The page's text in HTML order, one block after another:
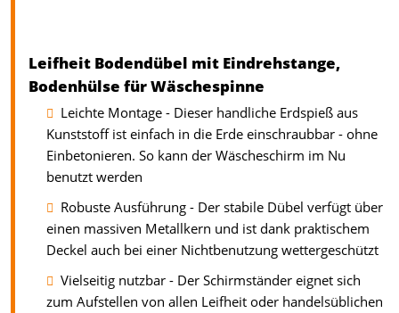
Leifheit Bodendübel mit Eindrehstange,
Bodenhülse für Wäschespinne
Leichte Montage - Dieser handliche Erdspieß aus
Kunststoff ist einfach in die Erde einschraubbar - ohne
Einbetonieren. So kann der Wäscheschirm im Nu
benutzt werden
Robuste Ausführung - Der stabile Dübel verfügt über
einen massiven Metallkern und ist dank praktischem
Deckel auch bei einer Nichtbenutzung wettergeschützt
Vielseitig nutzbar - Der Schirmständer eignet sich
zum Aufstellen von allen Leifheit oder handelsüblichen